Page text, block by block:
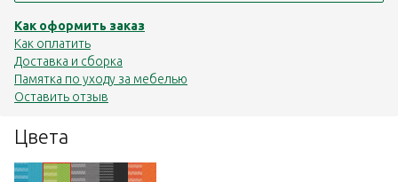
Цвета
Как оформить заказ
Как оплатить
Доставка и сборка
Памятка по уходу за мебелью
Оставить отзыв